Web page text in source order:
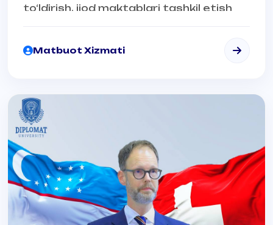
to‘ldirish, ijod maktablari tashkil etish
Matbuot Xizmati